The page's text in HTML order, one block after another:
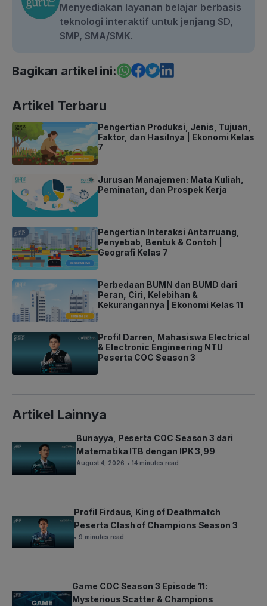
Menyediakan layanan belajar berbasis
teknologi interaktif untuk jenjang SD,
SMP, SMA/SMK.
Bagikan artikel ini:
Artikel Terbaru
Pengertian Produksi, Jenis, Tujuan,
Faktor, dan Hasilnya | Ekonomi Kelas
7
Jurusan Manajemen: Mata Kuliah,
Peminatan, dan Prospek Kerja
Pengertian Interaksi Antarruang,
Penyebab, Bentuk & Contoh |
Geografi Kelas 7
Perbedaan BUMN dan BUMD dari
Peran, Ciri, Kelebihan &
Kekurangannya | Ekonomi Kelas 11
Profil Darren, Mahasiswa Electrical
& Electronic Engineering NTU
Peserta COC Season 3
Artikel Lainnya
Bunayya, Peserta COC Season 3 dari
Matematika ITB dengan IPK 3,99
August 4, 2026 • 14 minutes read
Profil Firdaus, King of Deathmatch
Peserta Clash of Champions Season 3
• 9 minutes read
Game COC Season 3 Episode 11:
Mysterious Scatter & Champions